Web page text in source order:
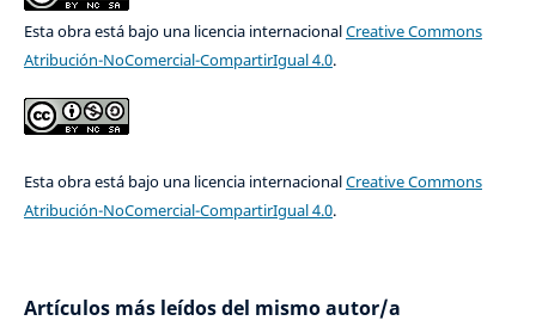
Esta obra está bajo una licencia internacionalCreative Commons
Atribución-NoComercial-CompartirIgual 4.0.
Esta obra está bajo una licencia internacionalCreative Commons
Atribución-NoComercial-CompartirIgual 4.0.
Artículos más leídos del mismo autor/a